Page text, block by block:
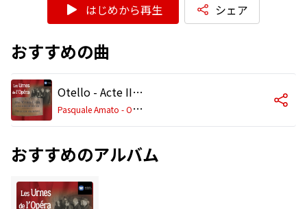
はじめから再生 シェア
おすすめの曲
Otello - Acte II (Arrigo Boïto) : Credo (Iago)
P
asquale Amato - Orchestre
おすすめのアルバム